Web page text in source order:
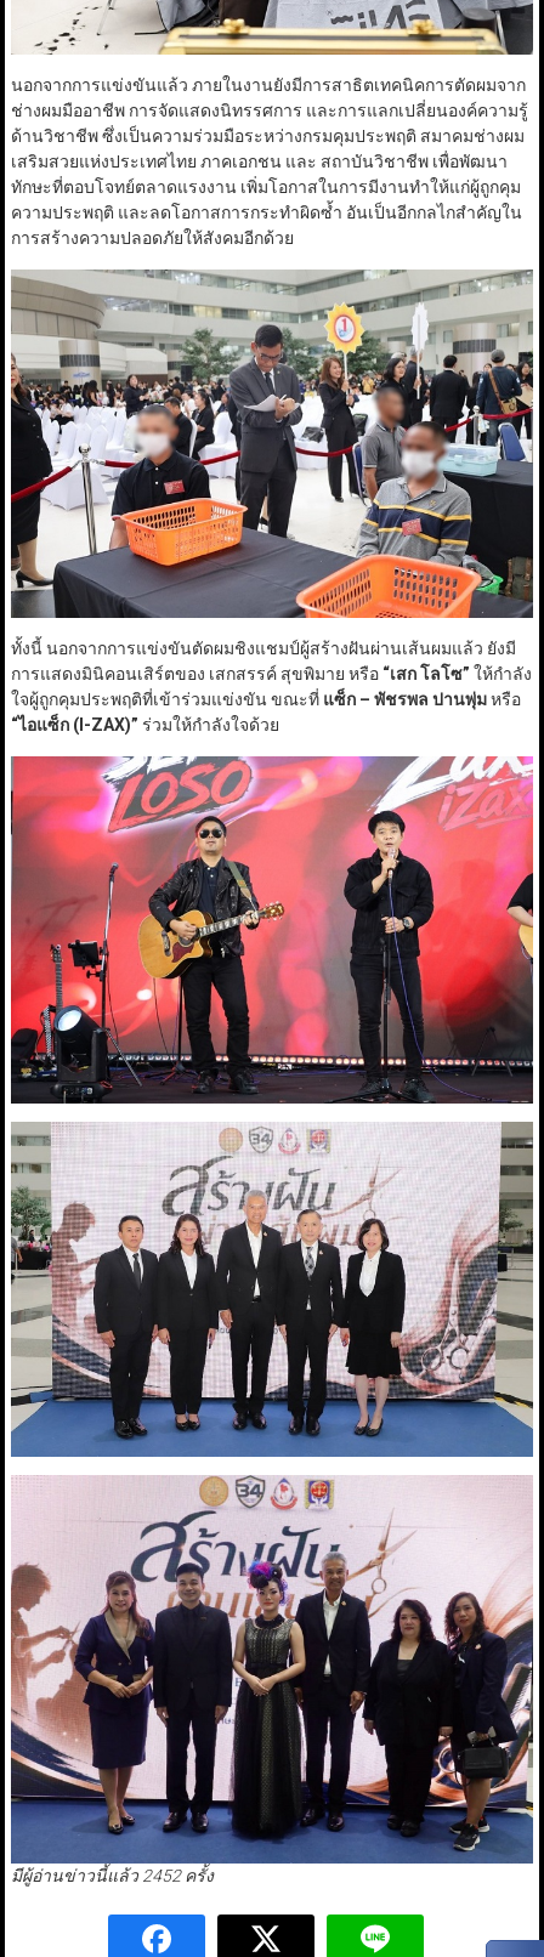
นอกจากการแข่งขันแล้ว ภายในงานยังมีการสาธิตเทคนิคการตัดผมจาก
ช่างผมมืออาชีพ การจัดแสดงนิทรรศการ และการแลกเปลี่ยนองค์ความรู้
ด้านวิชาชีพ ซึ่งเป็นความร่วมมือระหว่างกรมคุมประพฤติ สมาคมช่างผม
เสริมสวยแห่งประเทศไทย ภาคเอกชน และ สถาบันวิชาชีพ เพื่อพัฒนา
ทักษะที่ตอบโจทย์ตลาดแรงงาน เพิ่มโอกาสในการมีงานทำให้แก่ผู้ถูกคุม
ความประพฤติ และลดโอกาสการกระทำผิดซ้ำ อันเป็นอีกกลไกสำคัญใน
การสร้างความปลอดภัยให้สังคมอีกด้วย
ทั้งนี้ นอกจากการแข่งขันตัดผมชิงแชมป์ผู้สร้างฝันผ่านเส้นผมแล้ว ยังมี
การแสดงมินิคอนเสิร์ตของ เสกสรรค์ สุขพิมาย หรือ “เสก โลโซ” ให้กำลัง
ใจผู้ถูกคุมประพฤติที่เข้าร่วมแข่งขัน ขณะที่ แซ็ก – พัชรพล ปานพุ่มหรือ
“ไอแซ็ก (I-ZAX)” ร่วมให้กำลังใจด้วย
มีผู้อ่านข่าวนี้แล้ว 2452 ครั้ง